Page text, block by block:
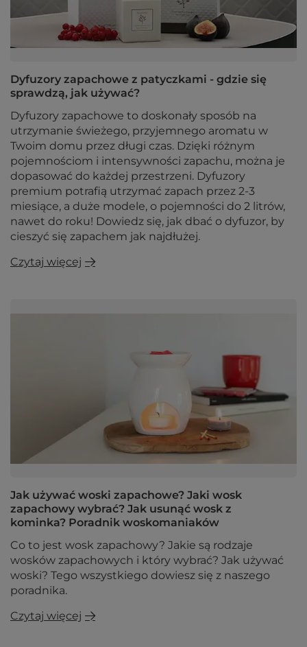
Dyfuzory zapachowe z patyczkami - gdzie się
sprawdzą, jak używać?
Dyfuzory zapachowe to doskonały sposób na
utrzymanie świeżego, przyjemnego aromatu w
Twoim domu przez długi czas. Dzięki różnym
pojemnościom i intensywności zapachu, można je
dopasować do każdej przestrzeni. Dyfuzory
premium potrafią utrzymać zapach przez 2-3
miesiące, a duże modele, o pojemności do 2 litrów,
nawet do roku! Dowiedz się, jak dbać o dyfuzor, by
cieszyć się zapachem jak najdłużej.
Czytaj więcej
Jak używać woski zapachowe? Jaki wosk
zapachowy wybrać? Jak usunąć wosk z
kominka? Poradnik woskomaniaków
Co to jest wosk zapachowy? Jakie są rodzaje
wosków zapachowych i który wybrać? Jak używać
woski? Tego wszystkiego dowiesz się z naszego
poradnika.
Czytaj więcej